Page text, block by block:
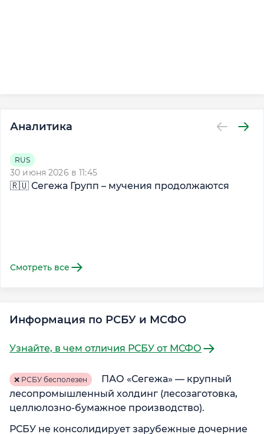
Аналитика
RUS
30 июня 2026 в 11:45
🇷🇺 Сегежа Групп – мучения продолжаются
Смотреть все
Информация по РСБУ и МСФО
Узнайте, в чем отличия РСБУ от МСФО
❌ РСБУ бесполезен
ПАО «Сегежа» — крупный
лесопромышленный холдинг (лесозаготовка,
целлюлозно-бумажное производство).
РСБУ не консолидирует зарубежные дочерние